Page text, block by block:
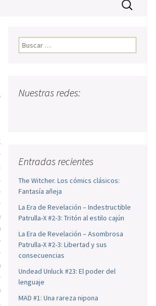
Buscar:
Nuestras redes:
Entradas recientes
The Witcher. Los cómics clásicos:
Fantasía añeja
La Era de Revelación – Indestructible
Patrulla-X #2-3: Tritón al estilo cajún
La Era de Revelación – Asombrosa
Patrulla-X #2-3: Libertad y sus
consecuencias
Undead Unluck #23: El poder del
lenguaje
MAD #1: Una rareza nipona